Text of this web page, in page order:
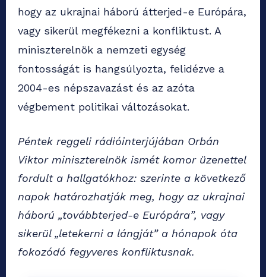
hogy az ukrajnai háború átterjed-e Európára,
vagy sikerül megfékezni a konfliktust. A
miniszterelnök a nemzeti egység
fontosságát is hangsúlyozta, felidézve a
2004-es népszavazást és az azóta
végbement politikai változásokat.
Péntek reggeli rádióinterjújában Orbán
Viktor miniszterelnök ismét komor üzenettel
fordult a hallgatókhoz: szerinte a következő
napok határozhatják meg, hogy az ukrajnai
háború „továbbterjed-e Európára”, vagy
sikerül „letekerni a lángját” a hónapok óta
fokozódó fegyveres konfliktusnak.